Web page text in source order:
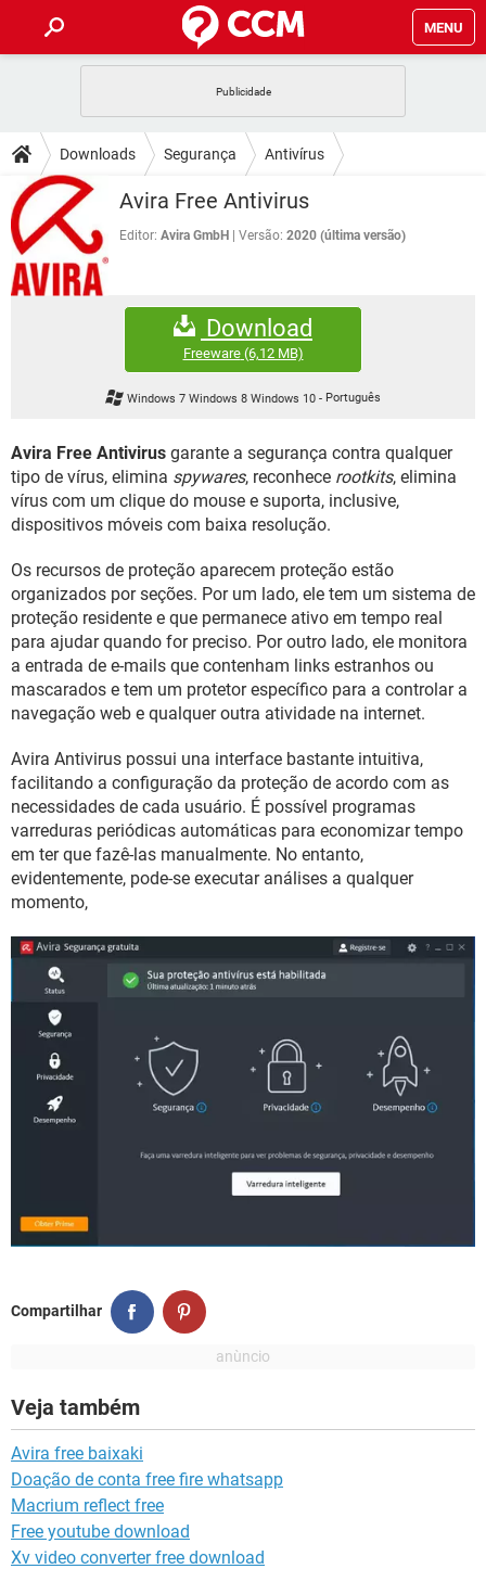
MENU
CELULAR FACEBOOK
OUTLOOK EXCEL
INSTAGRAM GMAIL
GUIA DE COMPRAS
DICAS
JOGOS
CELULAR
OUTLOOK
INSTAGRAM
DOWNLOADS
JOGOS WHATSAPP
CELULAR
EXCEL
GMAIL
FÓRUM
JOGOS
FACEBOOK
EXCEL
GMAIL
WHATSAPP
INSTAGRAM GMAIL
GUIA DE COMPRAS
Downloads Segurança Antivírus
Avira Free Antivirus
Editor: Avira GmbH Versão: 2020 (última versão)
Download
Freeware(6,12 MB)
Windows 7 Windows 8 Windows 10- Português
Avira Free Antivirus garante a segurança contra qualquer
tipo de vírus, elimina spywares, reconhece rootkits, elimina
vírus com um clique do mouse e suporta, inclusive,
dispositivos móveis com baixa resolução.
Os recursos de proteção aparecem proteção estão
organizados por seções. Por um lado, ele tem um sistema de
proteção residente e que permanece ativo em tempo real
para ajudar quando for preciso. Por outro lado, ele monitora
a entrada de e-mails que contenham links estranhos ou
mascarados e tem um protetor específico para a controlar a
navegação web e qualquer outra atividade na internet.
Avira Antivirus possui una interface bastante intuitiva,
facilitando a configuração da proteção de acordo com as
necessidades de cada usuário. É possível programas
varreduras periódicas automáticas para economizar tempo
em ter que fazê-las manualmente. No entanto,
evidentemente, pode-se executar análises a qualquer
momento,
Compartilhar
Veja também
Avira free baixaki
Doação de conta free fire whatsapp
Macrium reflect free
Free youtube download
Xv video converter free download